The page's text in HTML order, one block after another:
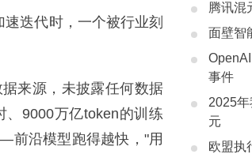
迭代时，一个被行业刻
来源，未披露任何数据
9000万亿token的训练
前沿模型跑得越快，"用
腾讯混
面壁智
事件
2025
元
欧盟执